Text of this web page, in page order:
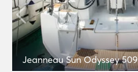
Jeanneau Sun Odyssey 509